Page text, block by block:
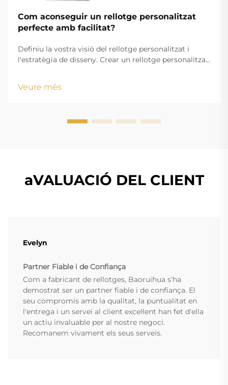
Com aconseguir un rellotge personalitzat
perfecte amb facilitat?
Definiu la vostra visió del rellotge personalitzat i
l'estratègia de disseny. Crear un rellotge personalitzat
requisits funcionals. Ja sigui que creeu mercaderia
Veure més
aVALUACIÓ DEL CLIENT
Evelyn
Partner Fiable i de Confiança
Com a fabricant de rellotges, Baoruihua s'ha
demostrat ser un partner fiable i de confiança. El
seu compromís amb la qualitat, la puntualitat en
l'entrega i un servei al client excel·lent han fet d'ella
un actiu invaluable per al nostre negoci.
Recomanem vivament els seus serveis.